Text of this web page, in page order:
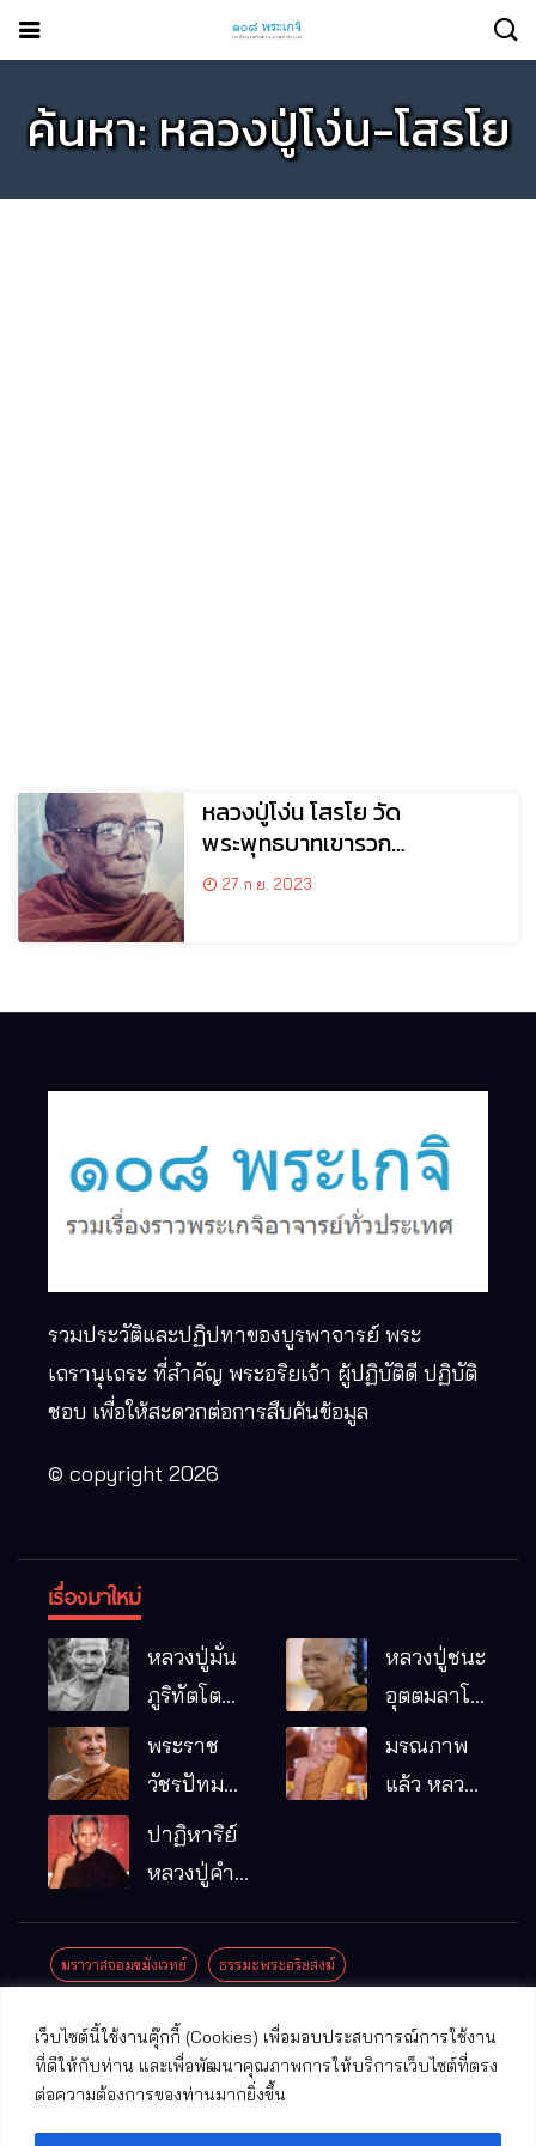
เว็บไซต์นี้ใช้งานคุ๊กกี้ (Cookies) เพื่อมอบประสบการณ์การใช้งาน
ที่ดีให้กับท่าน และเพื่อพัฒนาคุณภาพการให้บริการเว็บไซต์ที่ตรง
ต่อความต้องการของท่านมากยิ่งขึ้น
ค้นหา: หลวงปู่โง่น-โสรโย
หลวงปู่โง่น โสรโย วัด
พระพุทธบาทเขารวก
อ.ตะพานหิน จ.พิจิตร
27 ก.ย. 2023
รวมประวัติและปฏิปทาของบูรพาจารย์ พระ
เถรานุเถระ ที่สำคัญ พระอริยเจ้า ผู้ปฏิบัติดี ปฏิบัติ
ชอบ เพื่อให้สะดวกต่อการสืบค้นข้อมูล
© copyright 2026
เรื่องมาใหม่
หลวงปู่มั่น
ภูริทัตโต
พระอริยเจ้า
ผู้เป็นบิดา
รมฐาน
หลวงปู่ชนะ
อุตตมลาโภ
หมากอื๋อ
พระราช
วัชรปัทม
คุณ (หลวง
ปู่บัวเกตุ
แล้ว วัดป่า
อ.แม่ริม
จ.เชียงใหม่
มรณภาพ
แล้ว หลวง
ปาฏิหาริย์
หลวงปู่คำ
มณี
ฆราวาสจอมขมังเวทย์ ธรรมะพระอริยสงฆ์
ปาฏิหาริย์พระเครื่อง
พระพุทธรูปศักดิ์สิทธิ์ วัดที่สําคัญ